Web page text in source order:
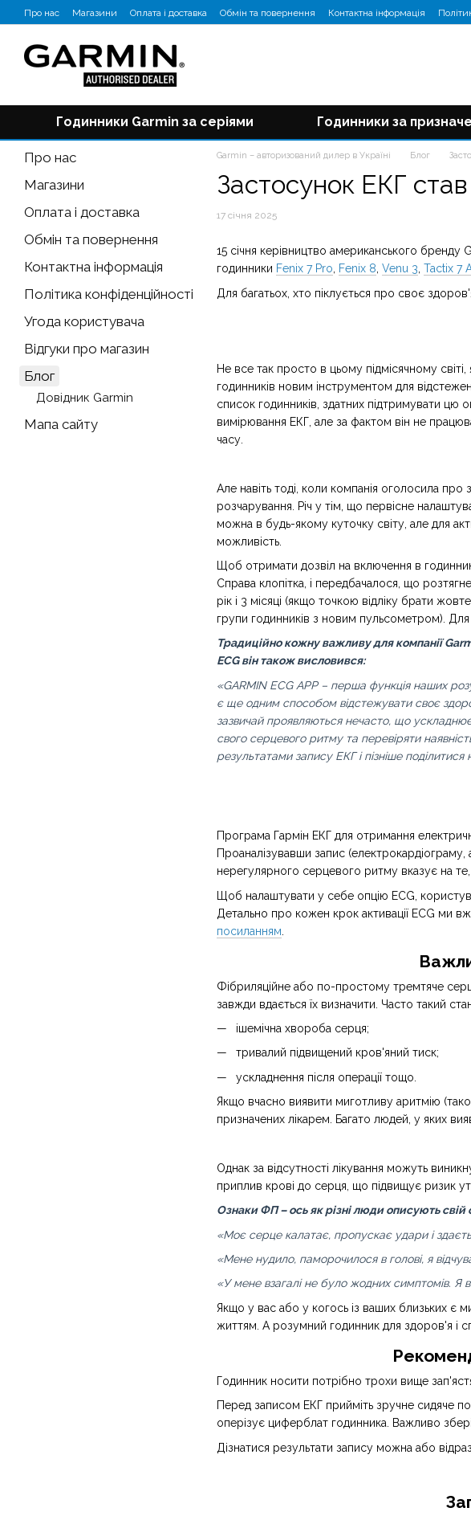
Перейти до основного контенту
Про нас Магазини Оплата і доставка Обмін та повернення Контактна інформація
Відгуки про магазин
Блог
Годинники Garmin за серіями Годинники за
Garmin – авторизований дилер в Україні Блог
Застосунок ЕКГ
17 січня 2025
15 січня керівництво американського
годинники Fenix 7 Pro, Fenix 8, Venu 3, Tactix 7
Для багатьох, хто піклується про своє
Не все так просто в цьому підмісячному
годинників новим інструментом для
список годинників, здатних підтримувати цю
вимірювання ЕКГ, але за фактом він не
часу.
Але навіть тоді, коли компанія оголосила про
розчарування. Річ у тім, що первісне
можна в будь-якому куточку світу, але для
можливість.
Щоб отримати дозвіл на включення в
Справа клопітка, і передбачалося, що
рік і 3 місяці (якщо точкою відліку брати
групи годинників з новим пульсометром). Для
Традиційно кожну важливу для компанії
ECG він також висловився:
«GARMIN ECG APP – перша функція наших
є ще одним способом відстежувати своє
зазвичай проявляються нечасто, що
свого серцевого ритму та перевіряти
результатами запису ЕКГ і пізніше поділитися
Програма Гармін ЕКГ для отримання
Проаналізувавши запис
нерегулярного серцевого ритму вказує на
Щоб налаштувати у себе опцію ECG,
Детально про кожен крок активації ECG ми
посиланням
Фібриляційне або по-простому тремтяче
завжди вдається їх визначити. Часто такий
ішемічна хвороба серця;
тривалий підвищений кров'яний тиск;
ускладнення після операції тощо.
Якщо вчасно виявити миготливу аритмію
призначених лікарем. Багато людей, у яких
Однак за відсутності лікування можуть
приплив крові до серця, що підвищує ризик
Ознаки ФП – ось як різні люди описують свій
«Моє серце калатає, пропускає удари і
«Мене нудило, паморочилося в голові, я
«У мене взагалі не було жодних симптомів. Я
Якщо у вас або у когось із ваших близьких є
життям. А розумний годинник для здоров'я і
Годинник носити потрібно трохи вище
Перед записом ЕКГ прийміть зручне сидяче
оперізує циферблат годинника. Важливо
Дізнатися результати запису можна або
Про нас
Магазини
Оплата і доставка
Обмін та повернення
Контактна інформація
Політика конфіденційності
Угода користувача
Відгуки про магазин
Блог
Довідник Garmin
Мапа сайту